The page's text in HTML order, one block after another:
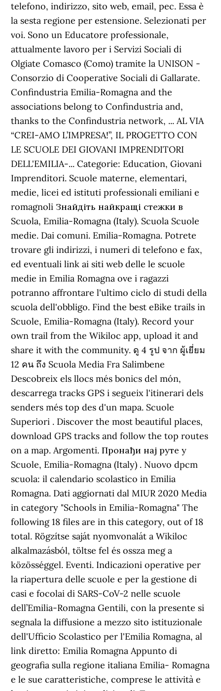
telefono, indirizzo, sito web, email, pec. Essa è
la sesta regione per estensione. Selezionati per
voi. Sono un Educatore professionale,
attualmente lavoro per i Servizi Sociali di
Olgiate Comasco (Como) tramite la UNISON -
Consorzio di Cooperative Sociali di Gallarate.
Confindustria Emilia-Romagna and the
associations belong to Confindustria and,
thanks to the Confindustria network, ... AL VIA
“CREI-AMO L’IMPRESA!”, IL PROGETTO CON
LE SCUOLE DEI GIOVANI IMPRENDITORI
DELL'EMILIA-... Categorie: Education, Giovani
Imprenditori. Scuole materne, elementari,
medie, licei ed istituti professionali emiliani e
romagnoli Знайдіть найкращі стежки в
Scuola, Emilia-Romagna (Italy). Scuola Scuole
medie. Dai comuni. Emilia-Romagna. Potrete
trovare gli indirizzi, i numeri di telefono e fax,
ed eventuali link ai siti web delle le scuole
medie in Emilia Romagna ove i ragazzi
potranno affrontare l'ultimo ciclo di studi della
scuola dell'obbligo. Find the best eBike trails in
Scuole, Emilia-Romagna (Italy). Record your
own trail from the Wikiloc app, upload it and
share it with the community. ดู 4 รูป จาก ผู้เยี่ยม
12 คน ถึง Scuola Media Fra Salimbene
Descobreix els llocs més bonics del món,
descarrega tracks GPS i segueix l'itinerari dels
senders més top des d'un mapa. Scuole
Superiori . Discover the most beautiful places,
download GPS tracks and follow the top routes
on a map. Argomenti. Пронађи нај руте у
Scuole, Emilia-Romagna (Italy) . Nuovo dpcm
scuola: il calendario scolastico in Emilia
Romagna. Dati aggiornati dal MIUR 2020 Media
in category "Schools in Emilia-Romagna" The
following 18 files are in this category, out of 18
total. Rögzítse saját nyomvonalát a Wikiloc
alkalmazásból, töltse fel és ossza meg a
közösséggel. Eventi. Indicazioni operative per
la riapertura delle scuole e per la gestione di
casi e focolai di SARS-CoV-2 nelle scuole
dell’Emilia-Romagna Gentili, con la presente si
segnala la diffusione a mezzo sito istituzionale
dell'Ufficio Scolastico per l'Emilia Romagna, al
link diretto: Emilia Romagna Appunto di
geografia sulla regione italiana Emilia- Romagna
e le sue caratteristiche, comprese le attività e